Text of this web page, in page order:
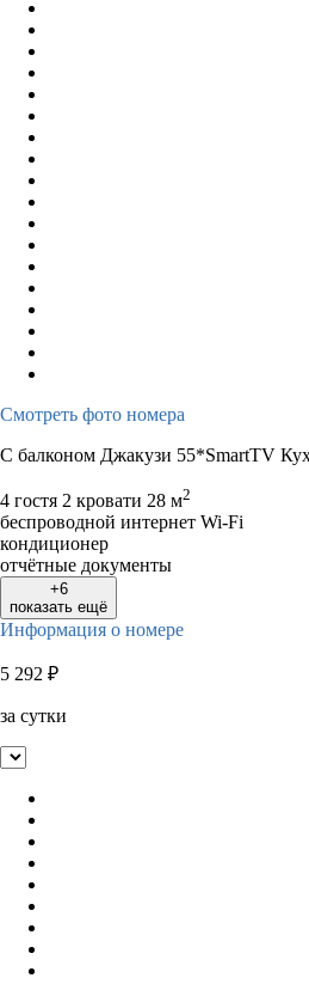
Смотреть фото номера
С балконом Джакузи 55*SmartTV
4 гостя 2 кровати 28 м2
беспроводной интернет Wi-Fi
кондиционер
отчётные документы
+6
показать ещё
Информация о номере
5 292 ₽
за сутки